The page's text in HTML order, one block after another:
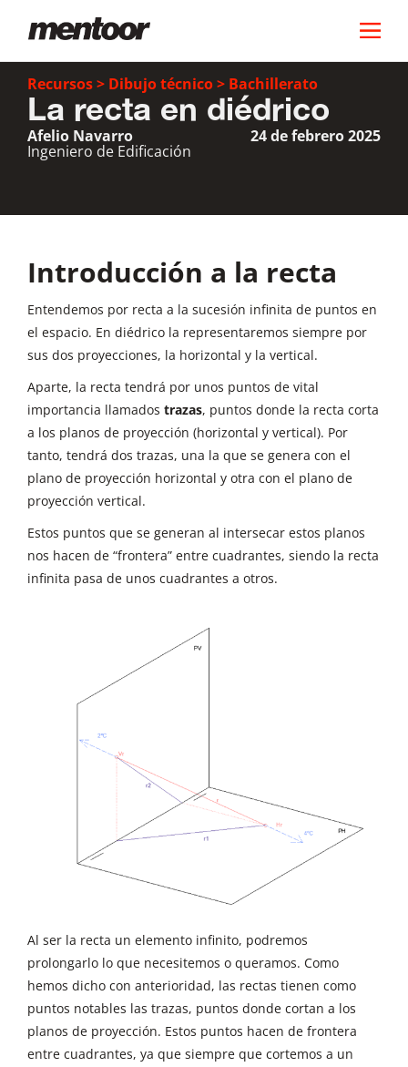
Recursos> Dibujo técnico> Bachillerato
La recta en diédrico
Afelio Navarro
Ingeniero de Edificación
24 de febrero 2025
Introducción a la recta
Entendemos por recta a la sucesión infinita de puntos en
el espacio. En diédrico la representaremos siempre por
sus dos proyecciones, la horizontal y la vertical.
Aparte, la recta tendrá por unos puntos de vital
importancia llamados trazas, puntos donde la recta corta
a los planos de proyección (horizontal y vertical). Por
tanto, tendrá dos trazas, una la que se genera con el
plano de proyección horizontal y otra con el plano de
proyección vertical.
Estos puntos que se generan al intersecar estos planos
nos hacen de “frontera” entre cuadrantes, siendo la recta
infinita pasa de unos cuadrantes a otros.
Al ser la recta un elemento infinito, podremos
prolongarlo lo que necesitemos o queramos. Como
hemos dicho con anterioridad, las rectas tienen como
puntos notables las trazas, puntos donde cortan a los
planos de proyección. Estos puntos hacen de frontera
entre cuadrantes, ya que siempre que cortemos a un